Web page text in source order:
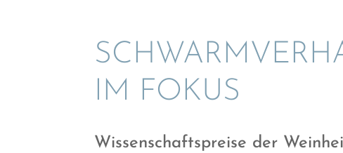
IM FOKUS
Wissen­schafts­preise der